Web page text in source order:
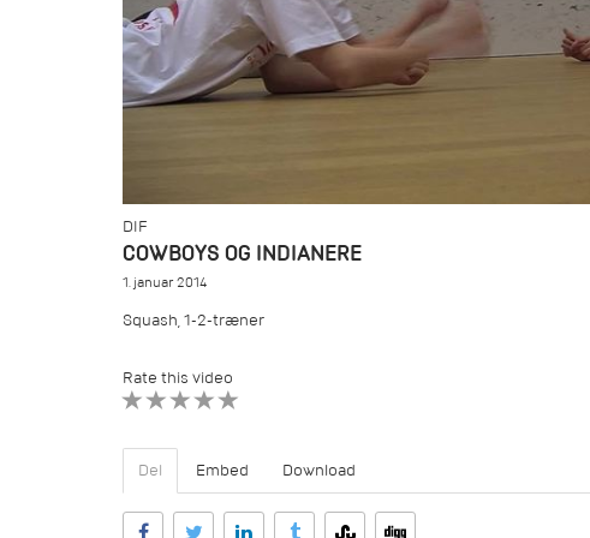
DIF
COWBOYS OG INDIANERE
1. januar 2014
Squash, 1-2-træner
Rate this video
Del Embed Download